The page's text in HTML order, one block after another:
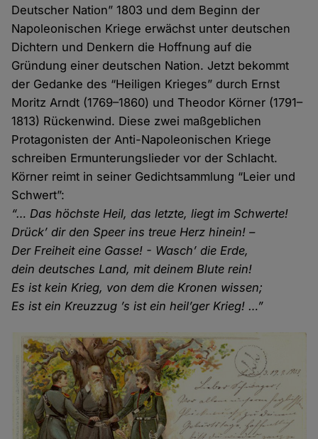
Deutscher Nation” 1803 und dem Beginn der
Napoleonischen Kriege erwächst unter deutschen
Dichtern und Denkern die Hoffnung auf die
Gründung einer deutschen Nation. Jetzt bekommt
der Gedanke des “Heiligen Krieges” durch Ernst
Moritz Arndt (1769–1860) und Theodor Körner (1791–
1813) Rückenwind. Diese zwei maßgeblichen
Protagonisten der Anti-Napoleonischen Kriege
schreiben Ermunterungslieder vor der Schlacht.
Körner reimt in seiner Gedichtsammlung “Leier und
Schwert”:
“… Das höchste Heil, das letzte, liegt im Schwerte!
Drück’ dir den Speer ins treue Herz hinein! –
Der Freiheit eine Gasse! - Wasch’ die Erde,
dein deutsches Land, mit deinem Blute rein!
Es ist kein Krieg, von dem die Kronen wissen;
Es ist ein Kreuzzug ’s ist ein heil’ger Krieg! …”